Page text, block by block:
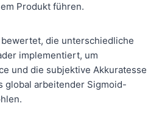
Produkt führen.
die unterschiedliche
implementiert, um
und die subjektive Akkuratesse
global arbeitender Sigmoid-